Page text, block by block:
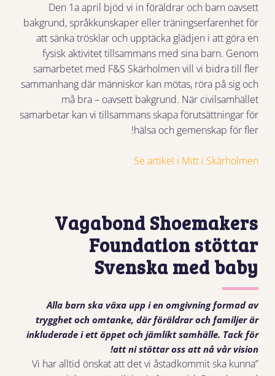
Den 1a april bjöd vi in föräldrar och barn oavsett
bakgrund, språkkunskaper eller träningserfarenhet för
att sänka trösklar och upptäcka glädjen i att göra en
fysisk aktivitet tillsammans med sina barn. Genom
samarbetet med F&S Skärholmen vill vi bidra till fler
sammanhang där människor kan mötas, röra på sig och
må bra – oavsett bakgrund. När civilsamhället
samarbetar kan vi tillsammans skapa förutsättningar för
hälsa och gemenskap för fler!
Se artikel i Mitt i Skärholmen
Vagabond Shoemakers
Foundation stöttar
Svenska med baby
Alla barn ska växa upp i en omgivning formad av
trygghet och omtanke, där föräldrar och familjer är
inkluderade i ett öppet och jämlikt samhälle. Tack för
att ni stöttar oss att nå vår vision!
”Vi har alltid önskat att det vi åstadkommit ska kunna